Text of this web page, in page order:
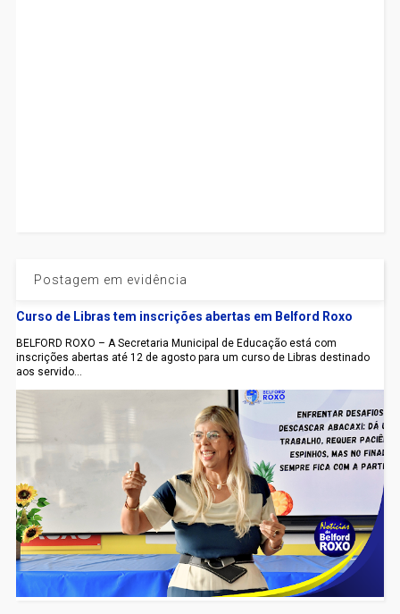
Postagem em evidência
Curso de Libras tem inscrições abertas em Belford Roxo
BELFORD ROXO – A Secretaria Municipal de Educação está com
inscrições abertas até 12 de agosto para um curso de Libras destinado
aos servido...